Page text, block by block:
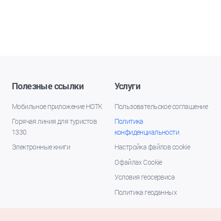
Полезные ссылки
Мобильное приложение НОТК
Горячая линия для туристов
1330
Электронные книги
Услуги
Пользовательское соглашение
Политика
конфиденциальности
Настройка файлов cookie
О файлах Cookie
Условия геосервиса
Политика геоданных